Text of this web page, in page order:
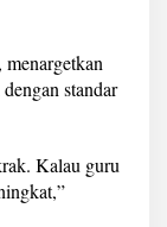
standar
Kalau guru